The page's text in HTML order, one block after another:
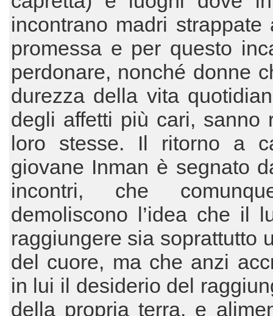
incontrano madri strappate
promessa e per questo
perdonare, nonché donne
durezza della vita
degli affetti più cari, sanno
loro stesse. Il ritorno a
giovane Inman è segnato
incontri, che
demoliscono l’idea che il
raggiungere sia soprattutto
del cuore, ma che anzi
in lui il desiderio del
della propria terra, e